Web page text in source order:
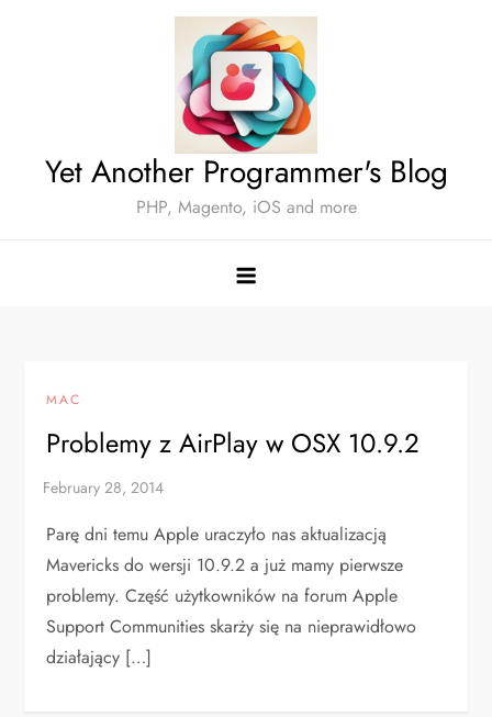
Yet Another Programmer's Blog
PHP, Magento, iOS and more
MAC
Problemy z AirPlay w OSX 10.9.2
Parę dni temu Apple uraczyło nas aktualizacją
Mavericks do wersji 10.9.2 a już mamy pierwsze
problemy. Część użytkowników na forum Apple
Support Communities skarży się na nieprawidłowo
działający […]